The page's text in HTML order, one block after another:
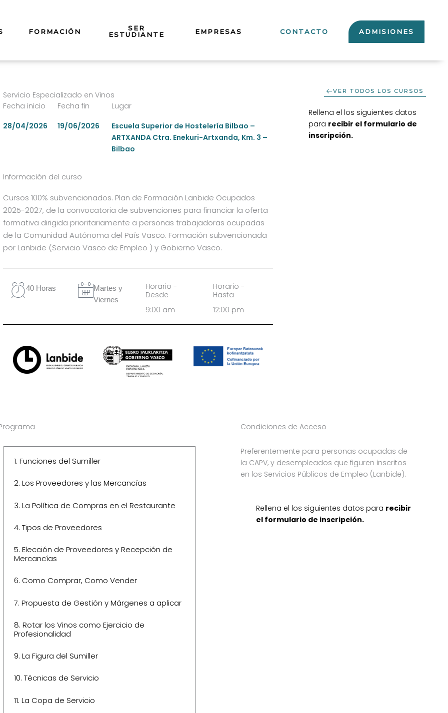
FORMACIÓN
SER
ESTUDIANTE
EMPRESAS CONTACTO ADMISIONES
Servicio Especializado en Vinos
Fecha inicio
28/04/2026
Fecha fin
19/06/2026
Lugar
Escuela Superior de Hostelería Bilbao –
ARTXANDA Ctra. Enekuri-Artxanda, Km. 3 –
Bilbao
Información del curso
Cursos 100% subvencionados. Plan de Formación Lanbide Ocupados
2025-2027, de la convocatoria de subvenciones para financiar la oferta
formativa dirigida prioritariamente a personas trabajadoras ocupadas
de la Comunidad Autónoma del País Vasco. Formación subvencionada
por Lanbide (Servicio Vasco de Empleo ) y Gobierno Vasco.
40 Horas
Martes y
Viernes
Horario -
Desde
9:00 am
Horario -
Hasta
12:00 pm
VER TODOS LOS CURSOS
Rellena el los siguientes datos
para recibir el formulario de
inscripción.
1.Funciones del Sumiller
2.Los Proveedores y las Mercancías
3.La Política de Compras en el Restaurante
4.Tipos de Proveedores
5.Elección de Proveedores y Recepción de
Mercancías
6. Como Comprar, Como Vender
7.Propuesta de Gestión y Márgenes a aplicar
8.Rotar los Vinos como Ejercicio de
Profesionalidad
9.La Figura del Sumiller
10.Técnicas de Servicio
11.La Copa de Servicio
Condiciones de Acceso
Preferentemente para personas ocupadas de
la CAPV, y desempleados que figuren inscritos
en los Servicios Públicos de Empleo (Lanbide).
Rellena el los siguientes datos para recibir
el formulario de inscripción.